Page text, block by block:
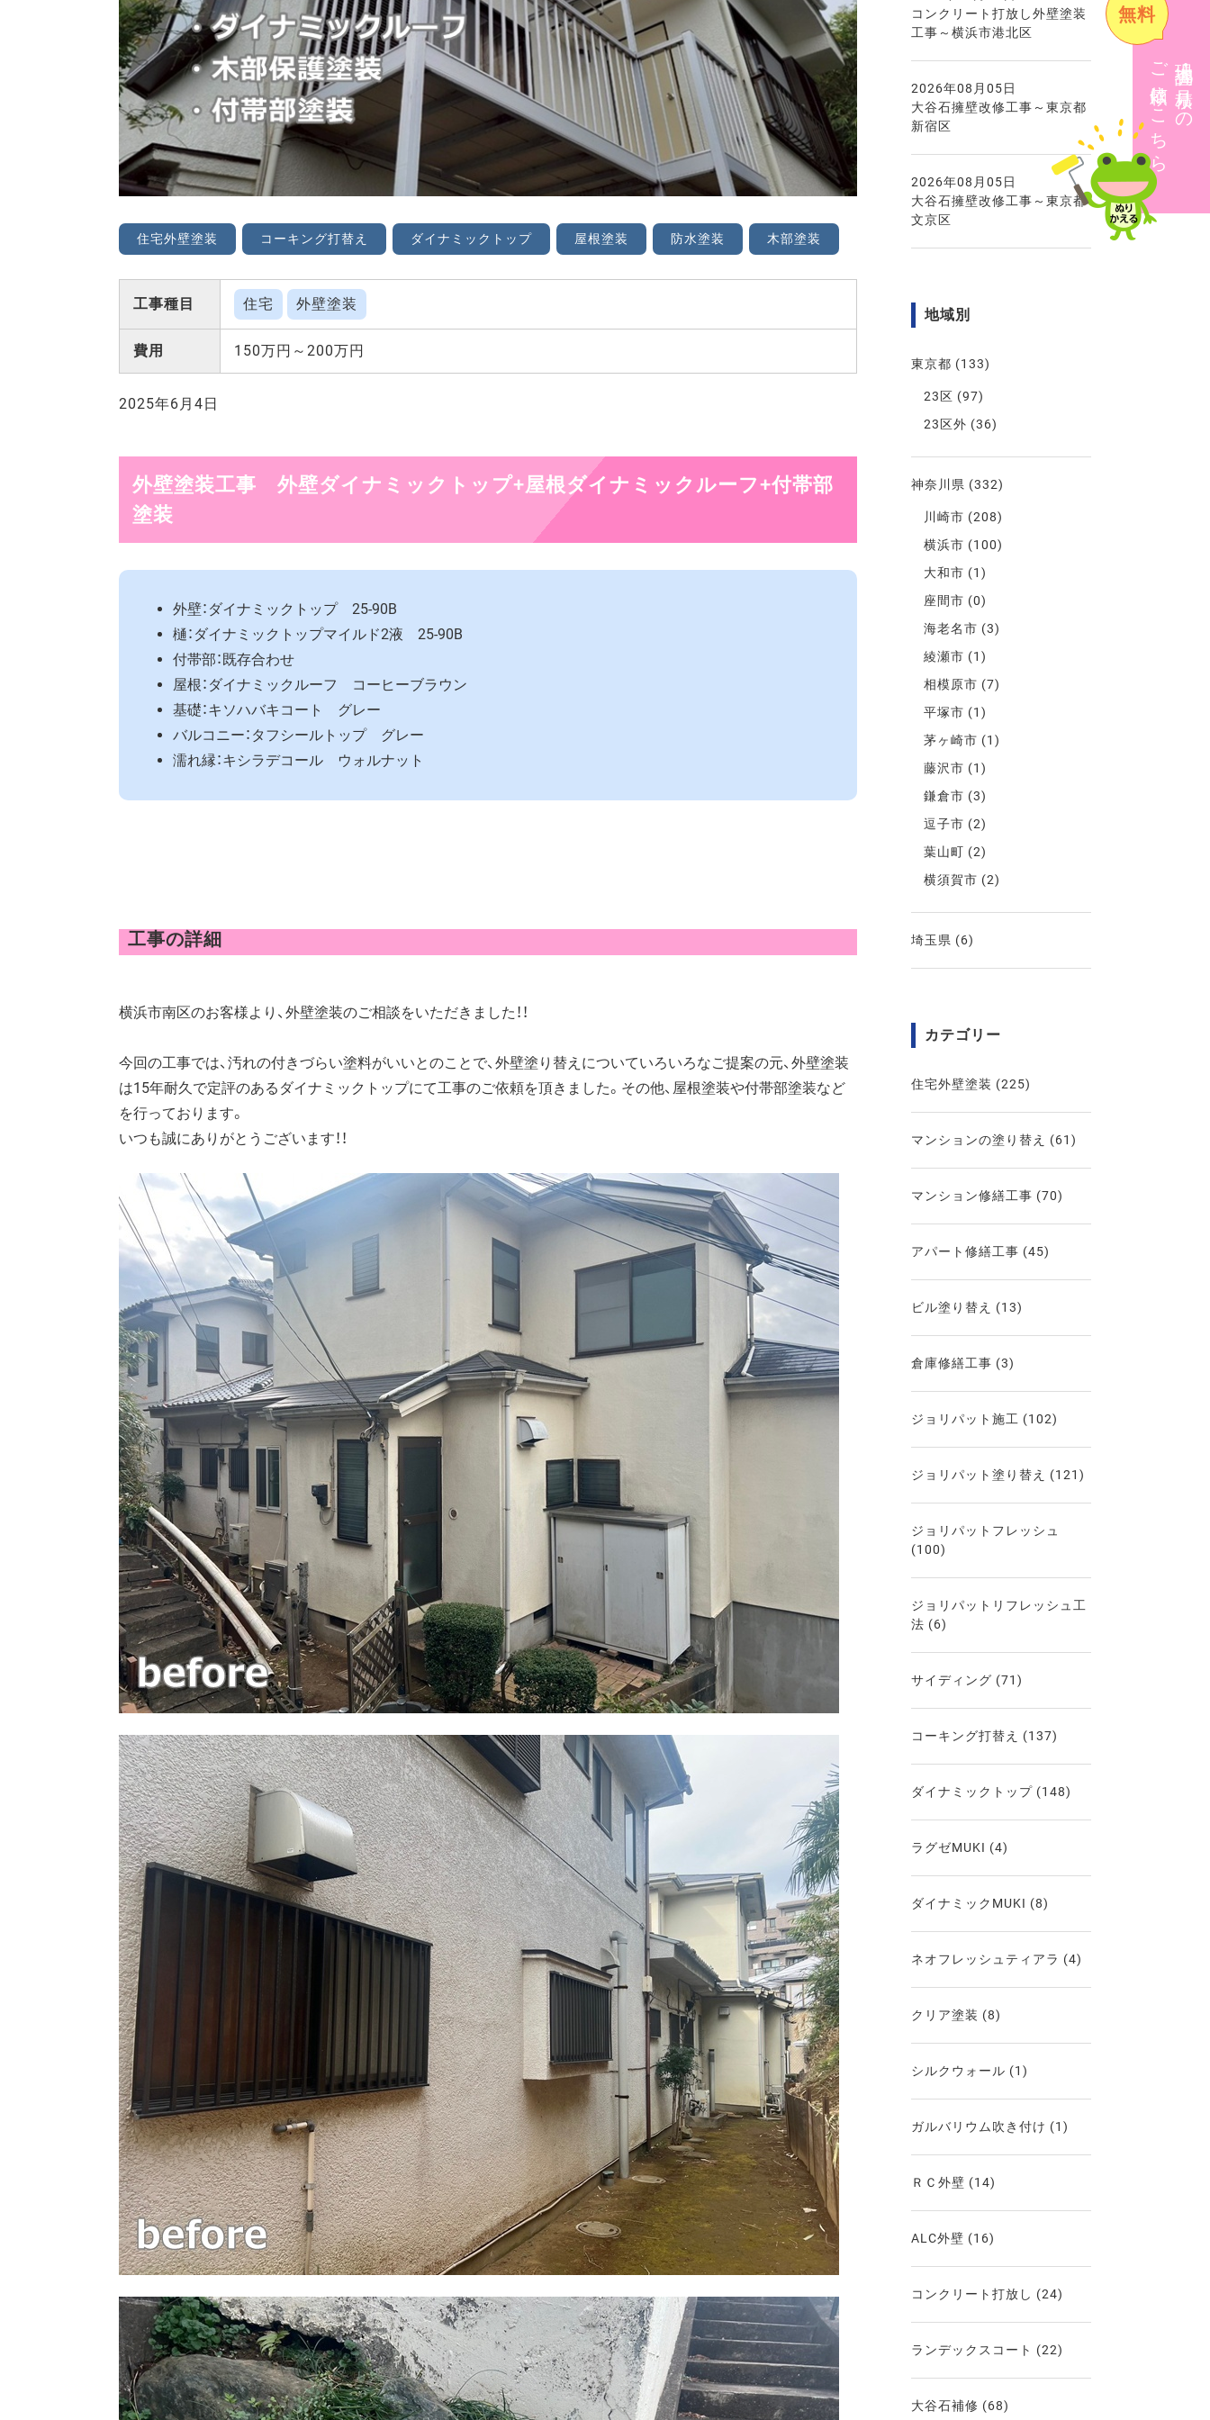
現地調査・見積りの
ご依頼はこちら
無料
住宅外壁塗装 コーキング打替え ダイナミックトップ 屋根塗装 防水塗装 木部塗装
工事種目 住宅 外壁塗装
費用 150万円～200万円
2025年6月4日
外壁塗装工事 外壁ダイナミックトップ+屋根ダイナミックルーフ+付帯部
塗装
外壁：ダイナミックトップ 25-90B
樋：ダイナミックトップマイルド2液 25-90B
付帯部：既存合わせ
屋根：ダイナミックルーフ コーヒーブラウン
基礎：キソハバキコート グレー
バルコニー：タフシールトップ グレー
濡れ縁：キシラデコール ウォルナット
工事の詳細
横浜市南区のお客様より、外壁塗装のご相談をいただきました！！
今回の工事では、汚れの付きづらい塗料がいいとのことで、外壁塗り替えについていろいろなご提案の元、外壁塗装
は15年耐久で定評のあるダイナミックトップにて工事のご依頼を頂きました。その他、屋根塗装や付帯部塗装など
を行っております。
いつも誠にありがとうございます！！
コンクリート打放し外壁塗装
工事～横浜市港北区
2026年08月05日
大谷石擁壁改修工事～東京都
新宿区
2026年08月05日
大谷石擁壁改修工事～東京都
文京区
地域別
東京都 (133)
23区 (97)
23区外 (36)
神奈川県 (332)
川崎市 (208)
横浜市 (100)
大和市 (1)
座間市 (0)
海老名市 (3)
綾瀬市 (1)
相模原市 (7)
平塚市 (1)
茅ヶ崎市 (1)
藤沢市 (1)
鎌倉市 (3)
逗子市 (2)
葉山町 (2)
横須賀市 (2)
埼玉県 (6)
カテゴリー
住宅外壁塗装 (225)
マンションの塗り替え (61)
マンション修繕工事 (70)
アパート修繕工事 (45)
ビル塗り替え (13)
倉庫修繕工事 (3)
ジョリパット施工 (102)
ジョリパット塗り替え (121)
ジョリパットフレッシュ
(100)
ジョリパットリフレッシュ工
法 (6)
サイディング (71)
コーキング打替え (137)
ダイナミックトップ (148)
ラグゼMUKI (4)
ダイナミックMUKI (8)
ネオフレッシュティアラ (4)
クリア塗装 (8)
シルクウォール (1)
ガルバリウム吹き付け (1)
ＲＣ外壁 (14)
ALC外壁 (16)
コンクリート打放し (24)
ランデックスコート (22)
大谷石補修 (68)